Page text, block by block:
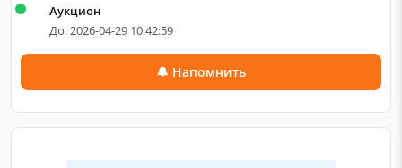
Аукцион
До: 2026-04-29 10:42:59
🔔 Напомнить